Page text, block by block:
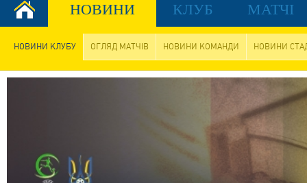
НОВИНИ КЛУБ МАТЧІ
НОВИНИ КЛУБУ ОГЛЯД МАТЧІВ НОВИНИ КОМАНДИ НОВИНИ